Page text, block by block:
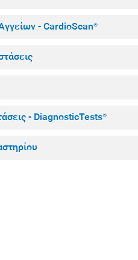
- CardioScan®
- DiagnosticTests®